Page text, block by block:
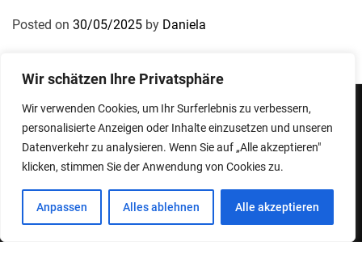
Wir schätzen Ihre Privatsphäre
Wir verwenden Cookies, um Ihr Surferlebnis zu verbessern,
personalisierte Anzeigen oder Inhalte einzusetzen und unseren
Datenverkehr zu analysieren. Wenn Sie auf „Alle akzeptieren"
klicken, stimmen Sie der Anwendung von Cookies zu.
Anpassen Alles ablehnen Alle akzeptieren
Posted on 30/05/2025 by Daniela
Designed & Developed by ThemeinWP Team
ImpressumDatenschutzerklärung